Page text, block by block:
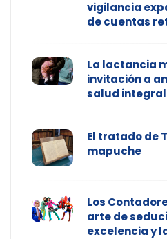
vigilancia
de cuentas
La lactancia
invitación a
salud integral
El tratado de
mapuche
Los
arte de
excelencia y